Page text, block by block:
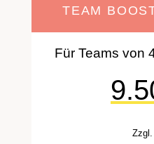
TEAM
Für Teams von